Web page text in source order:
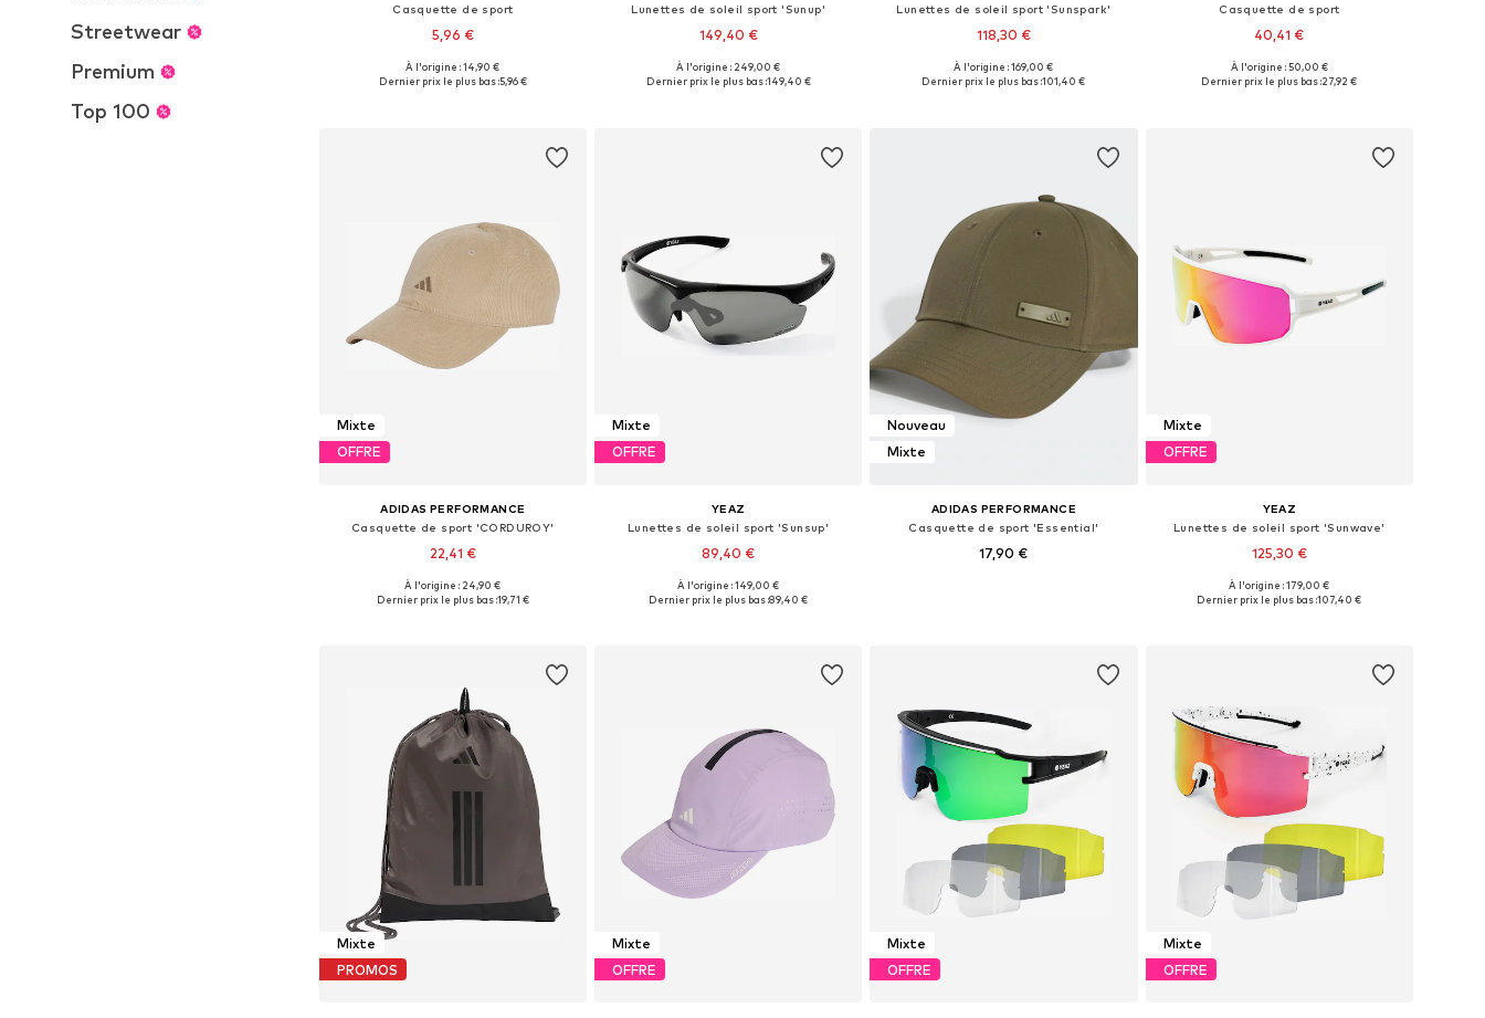
Streetwear
Premium
Top 100
Casquette de sport
5,96 €
Tailles disponibles: 58-59
À l'origine : 14,90 €
Dernier prix le plus bas :5,96 €
Lunettes de soleil sport 'Sunup'
149,40 €
Tailles disponibles: One Size
À l'origine : 249,00 €
Dernier prix le plus bas :149,40 €
Lunettes de soleil sport 'Sunspark'
118,30 €
Tailles disponibles: One Size
À l'origine : 169,00 €
Dernier prix le plus bas :101,40 €
Casquette de sport
40,41 €
Tailles disponibles: 56-57
À l'origine : 50,00 €
Dernier prix le plus bas :27,92 €
Mixte
OFFRE
ADIDAS PERFORMANCE
Casquette de sport 'CORDUROY'
22,41 €
Tailles disponibles: 56-58
À l'origine : 24,90 €
Dernier prix le plus bas :19,71 €
Mixte
OFFRE
YEAZ
Lunettes de soleil sport 'Sunsup'
89,40 €
Tailles disponibles: One Size
À l'origine : 149,00 €
Dernier prix le plus bas :89,40 €
Nouveau
Mixte
ADIDAS PERFORMANCE
Casquette de sport 'Essential'
17,90 €
Mixte
OFFRE
YEAZ
Lunettes de soleil sport 'Sunwave'
125,30 €
Tailles disponibles: One Size
À l'origine : 179,00 €
Dernier prix le plus bas :107,40 €
Mixte
PROMOS
Mixte
OFFRE
Mixte
OFFRE
Mixte
OFFRE